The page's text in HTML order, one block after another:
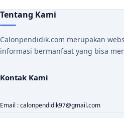
Tentang Kami
Calonpendidik.com merupakan
informasi bermanfaat yang bisa
Kontak Kami
Email : calonpendidik97@gmail.com